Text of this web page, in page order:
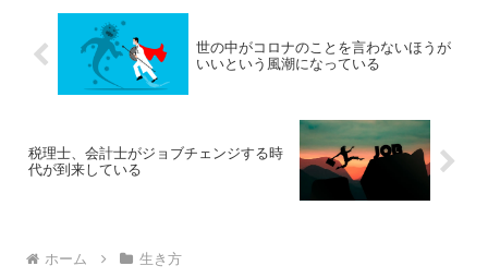
世の中がコロナのことを言わないほうが
いいという風潮になっている
税理士、会計士がジョブチェンジする時
代が到来している
ホーム 生き方